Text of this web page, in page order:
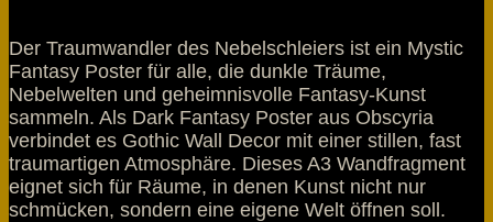
Der Traumwandler des Nebelschleiers ist ein Mystic
Fantasy Poster für alle, die dunkle Träume,
Nebelwelten und geheimnisvolle Fantasy-Kunst
sammeln. Als Dark Fantasy Poster aus Obscyria
verbindet es Gothic Wall Decor mit einer stillen, fast
traumartigen Atmosphäre. Dieses A3 Wandfragment
eignet sich für Räume, in denen Kunst nicht nur
schmücken, sondern eine eigene Welt öffnen soll.